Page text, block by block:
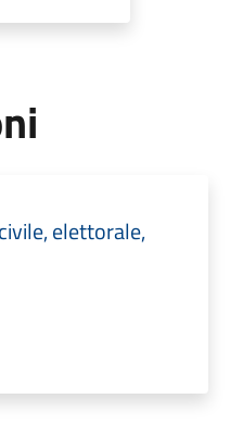
elettorale,